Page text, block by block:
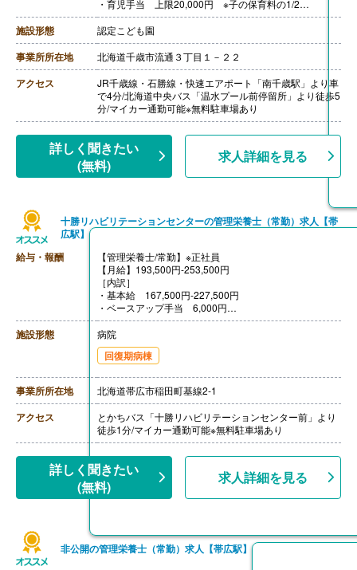
・育児手当 上限20,000円 ※子の保育料の1/2
・キャリアアップ手当 研修受講し修了で1科目1,000円
アップ
【賞与】なし
【通勤手当】あり（上限なし）
【昇給】あり ※前年度実績なし
【退職金】なし
施設形態 認定こども園
事業所所在地 北海道千歳市流通３丁目１－２２
アクセス
JR千歳線・石勝線・快速エアポート「南千歳駅」より車
で4分/北海道中央バス「温水プール前停留所」より徒歩5
分/マイカー通勤可能※無料駐車場あり
詳しく聞きたい
(無料)
求人詳細を見る
十勝リハビリテーションセンターの管理栄養士（常勤）求人【帯
広駅】
給与・報酬
【管理栄養士/常勤】※正社員
【月給】193,500円-253,500円
［内訳］
・基本給 167,500円-227,500円
・ベースアップ手当 6,000円
・職務手当 20,000円
［その他手当］
・住宅手当 0円-25,000円
・家族手当 配偶者16,000円、他扶養親族5,500円/人
【通勤手当】あり（上限31,600円/月）
【昇給】あり（1月あたり1.30％）※前年度実績
施設形態 病院
回復期病棟
事業所所在地 北海道帯広市稲田町基線2-1
アクセス
とかちバス「十勝リハビリテーションセンター前」より
徒歩1分/マイカー通勤可能※無料駐車場あり
詳しく聞きたい
(無料)
求人詳細を見る
非公開の管理栄養士（常勤）求人【帯広駅】